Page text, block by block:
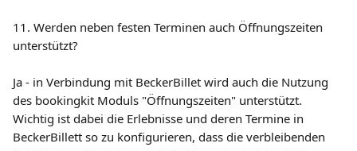
11. Werden neben festen Terminen auch Öffnungszeiten
unterstützt?
Ja - in Verbindung mit BeckerBillet wird auch die Nutzung
des bookingkit Moduls "Öffnungszeiten" unterstützt.
Wichtig ist dabei die Erlebnisse und deren Termine in
BeckerBillett so zu konfigurieren, dass die verbleibenden